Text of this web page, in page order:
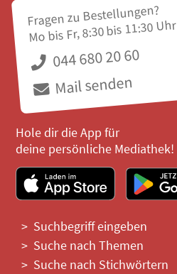
Fragen zu Bestellungen?
Mo bis Fr, 8:30 bis 11:30 Uhr
044 680 20 60
Mail senden
Hole dir die App für
deine persönliche Mediathek!
Suchbegriff eingeben
Suche nach Themen
Suche nach Stichwörtern